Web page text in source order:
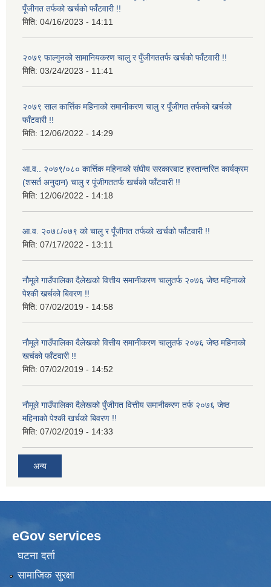
पूँजीगत तर्फको खर्चको फाँटवारी !!
मिति: 04/16/2023 - 14:11
२०७९ फाल्गुनको सामानियकरण चालु र पुँजीगततर्फ खर्चको फाँटवारी !!
मिति: 03/24/2023 - 11:41
२०७९ साल कार्त्तिक महिनाको समानीकरण चालु र पूँजीगत तर्फको खर्चको
फाँटवारी !!
मिति: 12/06/2022 - 14:29
आ.व.. २०७९/०८० कार्त्तिक महिनाको संघीय सरकारबाट हस्तान्तरित कार्यक्रम
(शसर्त अनुदान) चालु र पूंजीगततर्फ खर्चको फाँटवारी !!
मिति: 12/06/2022 - 14:18
आ.व. २०७८/०७९ को चालु र पूँजीगत तर्फको खर्चको फाँटवारी !!
मिति: 07/17/2022 - 13:11
नौमूले गाउँपालिका दैलेखको वित्तीय समानीकरण चालुतर्फ २०७६ जेष्ठ महिनाको
पेश्की खर्चको बिवरण !!
मिति: 07/02/2019 - 14:58
नौमूले गाउँपालिका दैलेखको वित्तीय समानीकरण चालुतर्फ २०७६ जेष्ठ महिनाको
खर्चको फाँटवारी !!
मिति: 07/02/2019 - 14:52
नौमूले गाउँपालिका दैलेखको पुँजीगत वित्तीय समानीकरण तर्फ २०७६ जेष्ठ
महिनाको पेश्की खर्चको बिवरण !!
मिति: 07/02/2019 - 14:33
अन्य
eGov services
घटना दर्ता
सामाजिक सुरक्षा